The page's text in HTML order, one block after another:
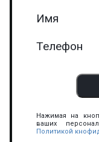
Имя
Телефон
Нажимая на
ваших
Политикой